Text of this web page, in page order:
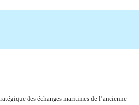
des échanges maritimes de l’ancienne